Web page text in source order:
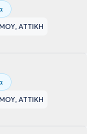
ΑΤΤΙΚΗ
ΑΤΤΙΚΗ